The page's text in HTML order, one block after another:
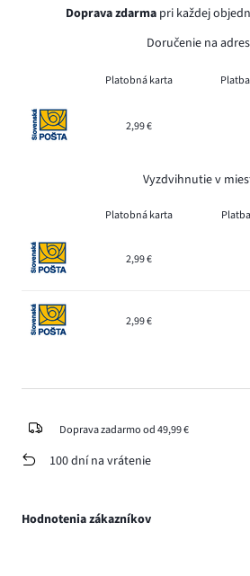
Doprava zdarma pri každej
Doručenie na
Platobná karta
2,99 €
Vyzdvihnutie v
Platobná karta
2,99 €
2,99 €
Doprava zadarmo od 49,99 €
100 dní na vrátenie
Hodnotenia zákazníkov